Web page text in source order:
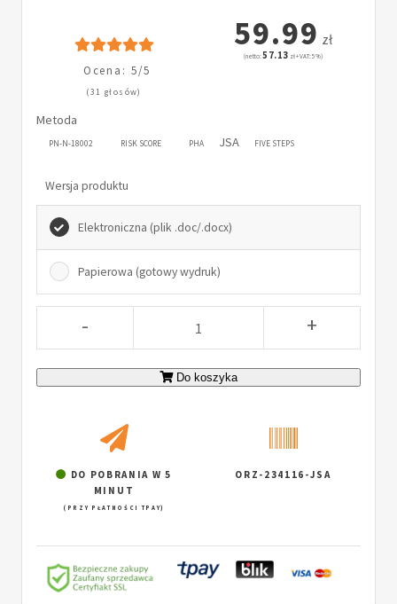
Ocena: 5/5
(31 głosów)
59.99 zł
(netto:57.13 zł + VAT: 5%)
Metoda
PN-N-18002 RISK SCORE PHA JSA FIVE STEPS
Wersja produktu
Elektroniczna (plik .doc/.docx)
Papierowa (gotowy wydruk)
- +
Do koszyka
DO POBRANIA W 5
MINUT
(PRZY PŁATNOŚCI TPAY)
ORZ-234116-JSA